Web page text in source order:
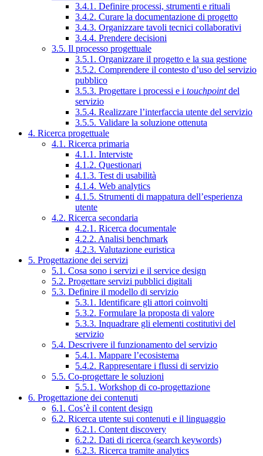
3.4.1. Definire processi, strumenti e rituali
3.4.2. Curare la documentazione di progetto
3.4.3. Organizzare tavoli tecnici collaborativi
3.4.4. Prendere decisioni
3.5. Il processo progettuale
3.5.1. Organizzare il progetto e la sua gestione
3.5.2. Comprendere il contesto d’uso del servizio
pubblico
3.5.3. Progettare i processi e i touchpointdel
servizio
3.5.4. Realizzare l’interfaccia utente del servizio
3.5.5. Validare la soluzione ottenuta
4. Ricerca progettuale
4.1. Ricerca primaria
4.1.1. Interviste
4.1.2. Questionari
4.1.3. Test di usabilità
4.1.4. Web analytics
4.1.5. Strumenti di mappatura dell’esperienza
utente
4.2. Ricerca secondaria
4.2.1. Ricerca documentale
4.2.2. Analisi benchmark
4.2.3. Valutazione euristica
5. Progettazione dei servizi
5.1. Cosa sono i servizi e il service design
5.2. Progettare servizi pubblici digitali
5.3. Definire il modello di servizio
5.3.1. Identificare gli attori coinvolti
5.3.2. Formulare la proposta di valore
5.3.3. Inquadrare gli elementi costitutivi del
servizio
5.4. Descrivere il funzionamento del servizio
5.4.1. Mappare l’ecosistema
5.4.2. Rappresentare i flussi di servizio
5.5. Co-progettare le soluzioni
5.5.1. Workshop di co-progettazione
6. Progettazione dei contenuti
6.1. Cos’è il content design
6.2. Ricerca utente sui contenuti e il linguaggio
6.2.1. Content discovery
6.2.2. Dati di ricerca (search keywords)
6.2.3. Ricerca tramite analytics